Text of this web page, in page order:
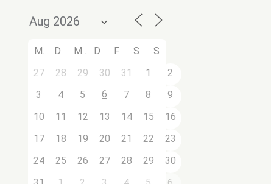
M D M D F S
S
27
28 29 30 31 1
2
3
4 5 6 7 8
9
10
11 12 13 14 15
16
17
18 19 20 21 22
23
24
25 26 27 28 29
30